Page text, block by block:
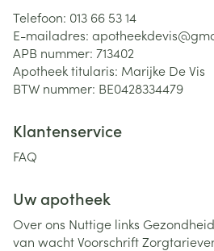
Telefoon: 013 66 53 14
E-mailadres: apotheekdevis@
APB nummer: 713402
Apotheek titularis: Marijke De Vis
BTW nummer: BE0428334479
Klantenservice
FAQ
Uw apotheek
Over ons Nuttige links
van wachtVoorschrift